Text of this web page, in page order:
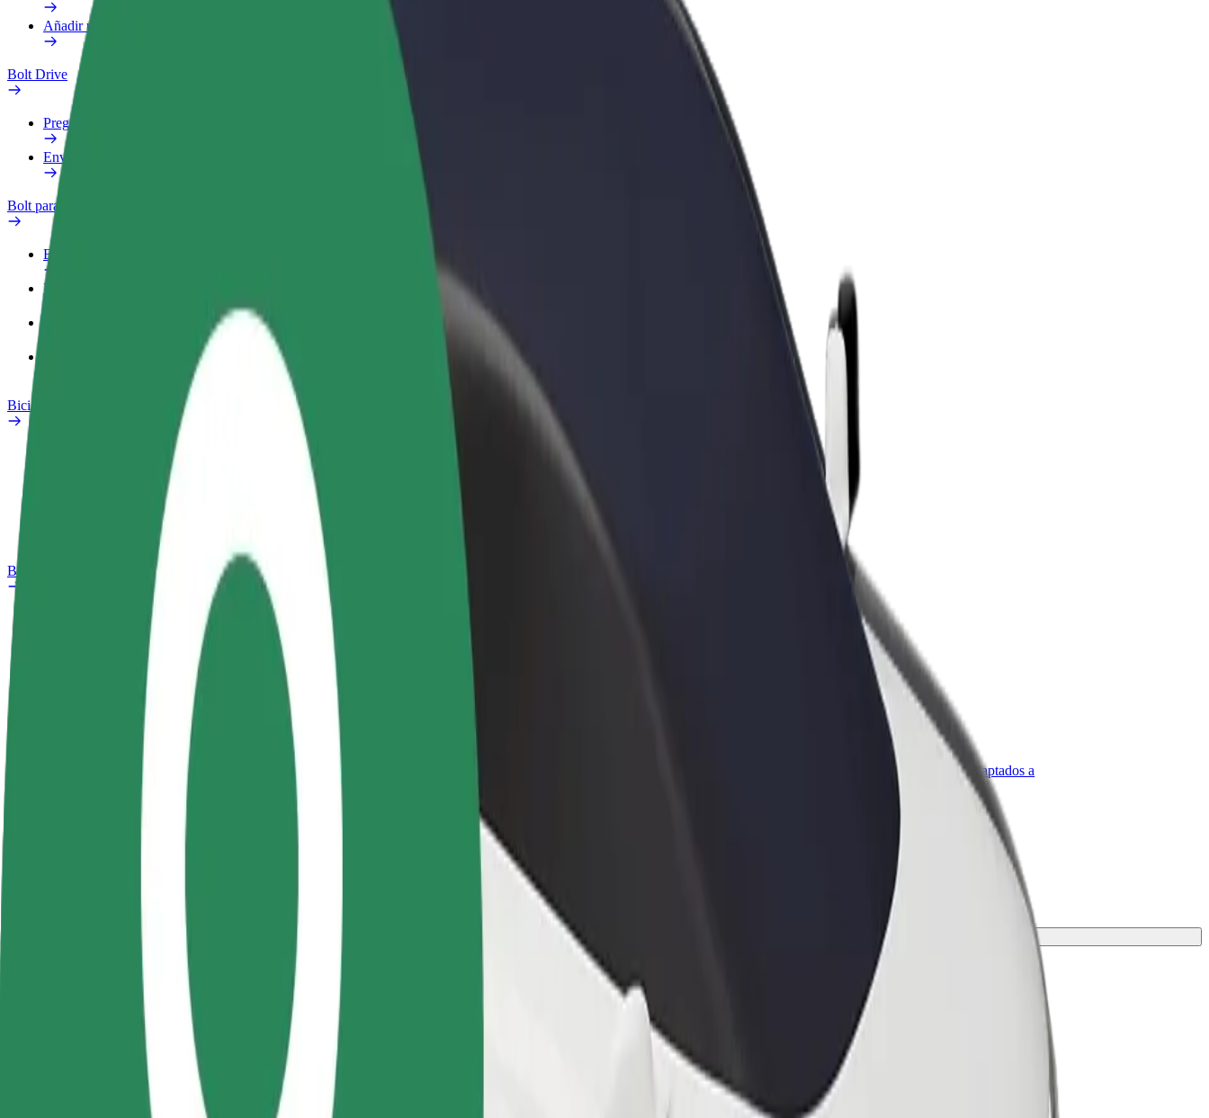
Añadir un restaurante o tienda
Bolt Drive
Preguntas frecuentes
Enviar aviso sobre un vehículo
Bolt para empresas
Beneficios
Perfil de trabajo
Bicis
Laboratorio de seguridad
Informar de un problema
Bolt Plus
Preguntas frecuentes
Colaborar como conductor
Colaborar como repartidor
Reparte comida y cobra todas las
Bolt para empresas
Productos y servicios de Bolt adaptados a
Cómo ir de "Sora Shopping Center" a "Cluj-Napoca Airport (CLJ)"
¿Buscas la mejor manera de ir de "Sora Shopping Center" a "Cluj-Napoca Airport (CLJ)"? Echa un vistazo a nuestros servicios y encuentra la mejor opción para tu viaje.
Descargar la app
Sora Shopping Center
Cluj-Napoca Airport (CLJ)
Comodidad y confort a un botón de distancia
Viajes fiables en coches estándar de tamaño medio.
Duración estimada del viaje